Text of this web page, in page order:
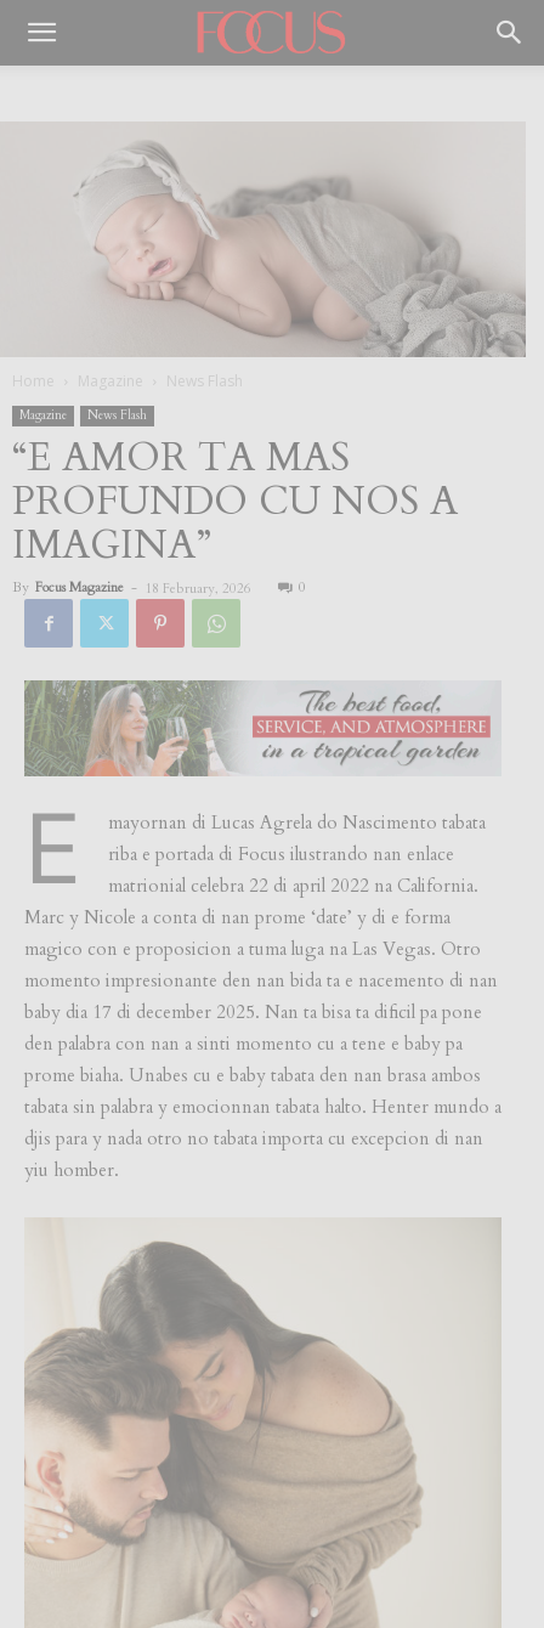
Home Magazine News Flash
Magazine News Flash
“E AMOR TA MAS
PROFUNDO CU NOS A
IMAGINA”
By Focus Magazine - 18 February, 2026 0
E
mayornan di Lucas Agrela do Nascimento tabata
riba e portada di Focus ilustrando nan enlace
matrionial celebra 22 di april 2022 na California.
Marc y Nicole a conta di nan prome ‘date’ y di e forma
magico con e proposicion a tuma luga na Las Vegas. Otro
momento impresionante den nan bida ta e nacemento di nan
baby dia 17 di december 2025. Nan ta bisa ta dificil pa pone
den palabra con nan a sinti momento cu a tene e baby pa
prome biaha. Unabes cu e baby tabata den nan brasa ambos
tabata sin palabra y emocionnan tabata halto. Henter mundo a
djis para y nada otro no tabata importa cu excepcion di nan
yiu homber.